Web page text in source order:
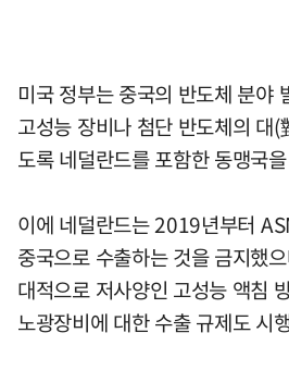
미국 정부는 중국의 반도체 분야
고성능 장비나 첨단 반도체의 대
도록 네덜란드를 포함한 동맹국
이에 네덜란드는 2019년부터
중국으로 수출하는 것을 금지했
대적으로 저사양인 고성능 액침
노광장비에 대한 수출 규제도 시